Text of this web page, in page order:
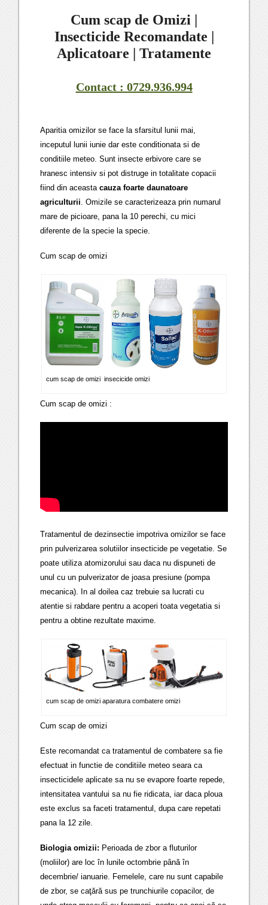
Cum scap de Omizi |
Insecticide Recomandate |
Aplicatoare | Tratamente
Contact : 0729.936.994
Aparitia omizilor se face la sfarsitul lunii mai,
inceputul lunii iunie dar este conditionata si de
conditiile meteo. Sunt insecte erbivore care se
hranesc intensiv si pot distruge in totalitate copacii
fiind din aceastacauza foarte daunatoare
agriculturii. Omizile se caracterizeaza prin numarul
mare de picioare, pana la 10 perechi, cu mici
diferente de la specie la specie.
Cum scap de omizi
cum scap de omizi insecicide omizi
Cum scap de omizi :
Tratamentul de dezinsectie impotriva omizilor se face
prin pulverizarea solutiilor insecticide pe vegetatie. Se
poate utiliza atomizorului sau daca nu dispuneti de
unul cu un pulverizator de joasa presiune (pompa
mecanica). In al doilea caz trebuie sa lucrati cu
atentie si rabdare pentru a acoperi toata vegetatia si
pentru a obtine rezultate maxime.
cum scap de omizi aparatura combatere omizi
Cum scap de omizi
Este recomandat ca tratamentul de combatere sa fie
efectuat in functie de conditiile meteo seara ca
insecticidele aplicate sa nu se evapore foarte repede,
intensitatea vantului sa nu fie ridicata, iar daca ploua
este exclus sa faceti tratamentul, dupa care repetati
pana la 12 zile.
Biologia omizii: Perioada de zbor a fluturilor
(moliilor) are loc în lunile octombrie până în
decembrie/ ianuarie. Femelele, care nu sunt capabile
de zbor, se caţără sus pe trunchiurile copacilor, de